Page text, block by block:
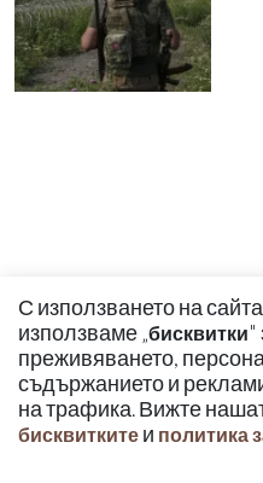
С използването на
използваме „бисквитки"
преживяването,
съдържанието и
на трафика. Вижте
бисквитките и политика